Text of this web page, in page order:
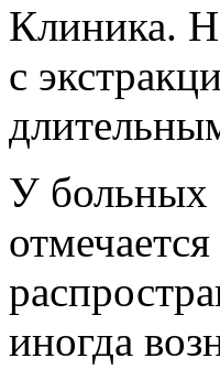
Клиника.
с
У больных
иногда